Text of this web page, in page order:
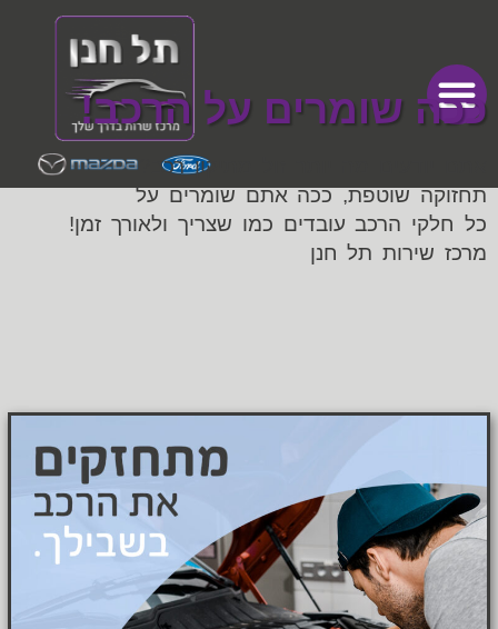
ככה שומרים על הרכב!
אתם יודעים מה יותר זול מתיקון רכב?
תחזוקה שוטפת, ככה אתם שומרים על
כל חלקי הרכב עובדים כמו שצריך ולאורך זמן!
מרכז שירות תל חנן